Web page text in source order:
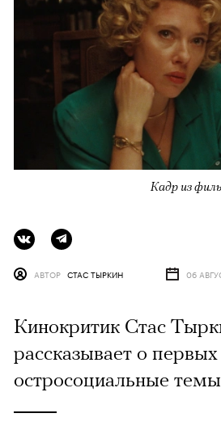
Кадр из
АВТОР СТАС ТЫРКИН 06
Кинокритик Стас
рассказывает о первых
остросоциальные темы